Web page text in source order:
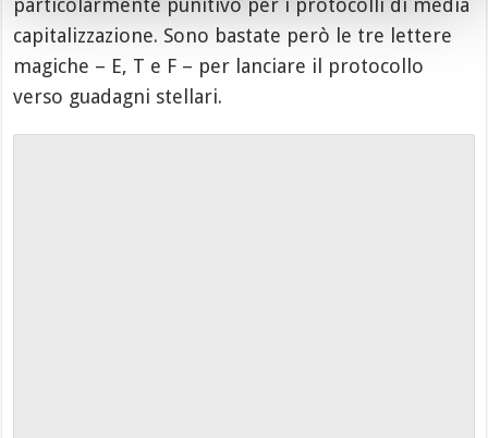
particolarmente punitivo per i protocolli di media
capitalizzazione. Sono bastate però le tre lettere
magiche – E, T e F – per lanciare il protocollo
verso guadagni stellari.